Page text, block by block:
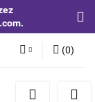
się
(0)